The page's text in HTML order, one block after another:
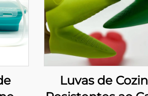
Luvas de